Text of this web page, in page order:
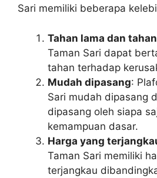
Sari memiliki beberapa
Tahan lama dan
Taman Sari dapat
tahan terhadap
Mudah dipasang:
Sari mudah dipasang
dipasang oleh siapa
kemampuan dasar.
Harga yang
Taman Sari memiliki
terjangkau